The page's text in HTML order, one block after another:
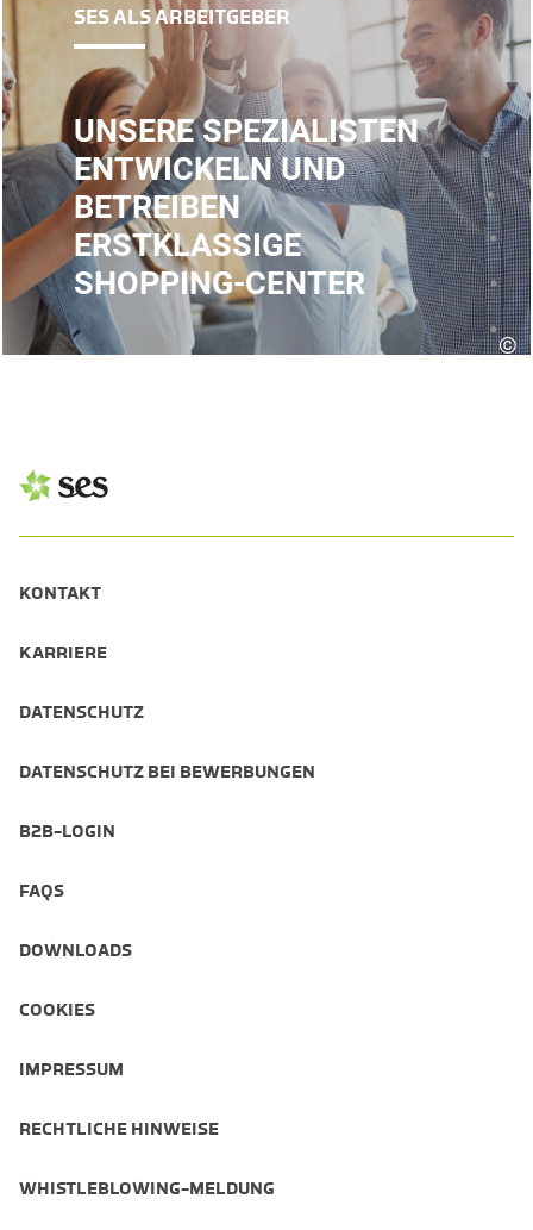
©
SES ALS ARBEITGEBER
UNSERE SPEZIALISTEN
ENTWICKELN UND
BETREIBEN
ERSTKLASSIGE
SHOPPING-CENTER
KONTAKT
KARRIERE
DATENSCHUTZ
DATENSCHUTZ BEI BEWERBUNGEN
B2B-LOGIN
FAQS
DOWNLOADS
COOKIES
IMPRESSUM
RECHTLICHE HINWEISE
WHISTLEBLOWING-MELDUNG